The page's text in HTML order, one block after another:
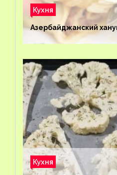
Кухня
Азербайджанский
Кухня